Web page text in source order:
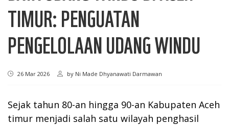
TIMUR: PENGUATAN
PENGELOLAAN UDANG WINDU
26 Mar 2026 by Ni Made Dhyanawati Darmawan
Sejak tahun 80-an hingga 90-an Kabupaten Aceh
timur menjadi salah satu wilayah penghasil